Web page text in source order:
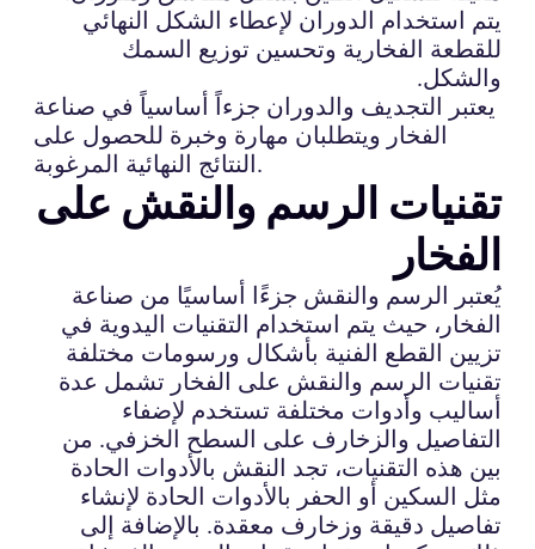
يتم استخدام الدوران لإعطاء الشكل النهائي
للقطعة الفخارية وتحسين توزيع السمك
والشكل.
يعتبر التجديف والدوران جزءاً أساسياً في صناعة
الفخار ويتطلبان مهارة وخبرة للحصول على
النتائج النهائية المرغوبة.
تقنيات الرسم والنقش على
الفخار
يُعتبر الرسم والنقش جزءًا أساسيًا من صناعة
الفخار، حيث يتم استخدام التقنيات اليدوية في
تزيين القطع الفنية بأشكال ورسومات مختلفة
تقنيات الرسم والنقش على الفخار تشمل عدة
أساليب وأدوات مختلفة تستخدم لإضفاء
التفاصيل والزخارف على السطح الخزفي. من
بين هذه التقنيات، تجد النقش بالأدوات الحادة
مثل السكين أو الحفر بالأدوات الحادة لإنشاء
تفاصيل دقيقة وزخارف معقدة. بالإضافة إلى